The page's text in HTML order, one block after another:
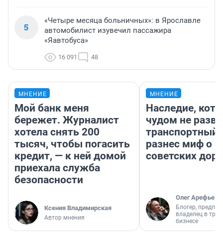
5
«Четыре месяца больничных»: в Ярославле
автомобилист изувечил пассажира
«Яавтобуса»
16 091 48
МНЕНИЕ
Мой банк меня
бережет. Журналист
хотела снять 200
тысяч, чтобы погасить
кредит, — к ней домой
приехала служба
безопасности
Ксения Владимирская
Автор мнения
МНЕНИЕ
Наследие,
чудом не
транспортный
разнес миф о
советских
Олег Арефьев
Блогер,
владелец в
бизнесе